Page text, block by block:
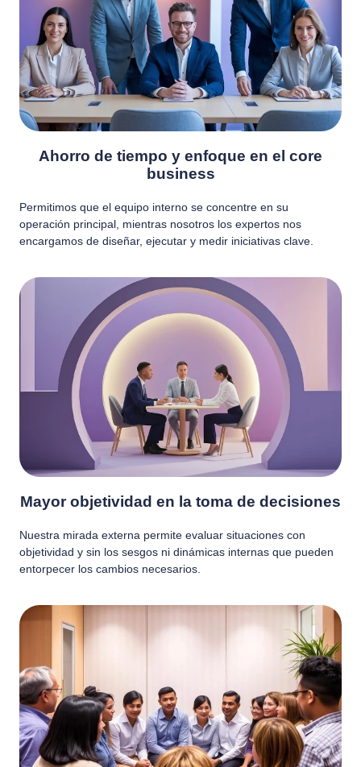
Ahorro de tiempo y enfoque en el core
business
Permitimos que el equipo interno se concentre en su
operación principal, mientras nosotros los expertos nos
encargamos de diseñar, ejecutar y medir iniciativas clave.
Mayor objetividad en la toma de decisiones
Nuestra mirada externa permite evaluar situaciones con
objetividad y sin los sesgos ni dinámicas internas que pueden
entorpecer los cambios necesarios.